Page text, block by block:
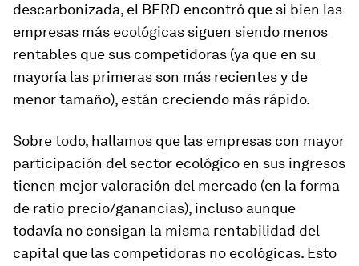
descarbonizada, el BERD encontró que si bien las
empresas más ecológicas siguen siendo menos
rentables que sus competidoras (ya que en su
mayoría las primeras son más recientes y de
menor tamaño), están creciendo más rápido.
Sobre todo, hallamos que las empresas con mayor
participación del sector ecológico en sus ingresos
tienen mejor valoración del mercado (en la forma
de ratio precio/ganancias), incluso aunque
todavía no consigan la misma rentabilidad del
capital que las competidoras no ecológicas. Esto